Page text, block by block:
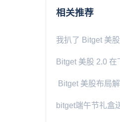
相关推荐
我扒了 Bitget 美
Bitget 美股 2.0 在
Bitget 美股布局
bitget端午节礼盒